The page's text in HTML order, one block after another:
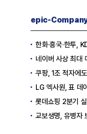
epic-
한화·흥국·한투, KDB
네이버 사상 최대
쿠팡, 1조 적자에
LG 엑사원, 표 데이터·
롯데쇼핑 2분기
교보생명, 유병자 보험